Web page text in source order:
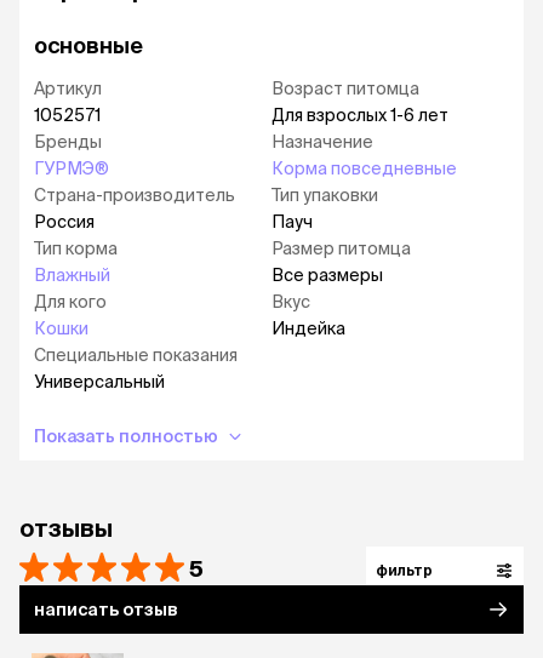
Срок годности (дни): 540
Условия хранения: Хранить в сухом прохладном
месте. Упаковка не предназначена для игры.
Для предотвращения риска удушения храните в
недоступной для детей и животных месте.
Годен до, дату изготовления, регистрационный
номер фабрики и номер партии: см. на
упаковке.
основные
Артикул
1052571
Бренды
ГУРМЭ®
Страна-производитель
Россия
Тип корма
Влажный
Для кого
Кошки
Специальные показания
Универсальный
Возраст питомца
Для взрослых 1-6 лет
Назначение
Корма повседневные
Тип упаковки
Пауч
Размер питомца
Все размеры
Вкус
Индейка
Показать полностью
отзывы
5 фильтр
написать отзыв